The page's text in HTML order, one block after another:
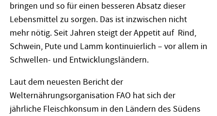
bringen und so für einen besseren Absatz dieser
Lebensmittel zu sorgen. Das ist inzwischen nicht
mehr nötig. Seit Jahren steigt der Appetit auf Rind,
Schwein, Pute und Lamm kontinuierlich – vor allem in
Schwellen- und Entwicklungsländern.
Laut dem neuesten Bericht der
Welternährungsorganisation FAO hat sich der
jährliche Fleischkonsum in den Ländern des Südens